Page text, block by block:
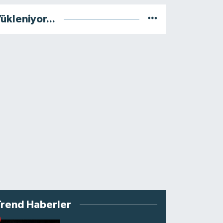
Haberler